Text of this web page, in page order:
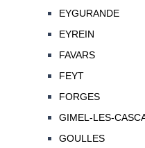
EYGURANDE
EYREIN
FAVARS
FEYT
FORGES
GIMEL-LES-
GOULLES